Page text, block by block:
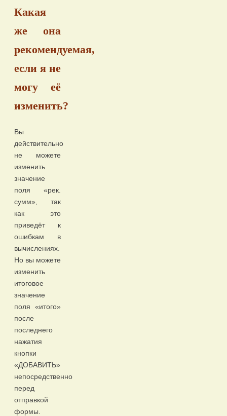
Какая
же она
рекомендуемая,
если я не
могу её
изменить?
Вы
действительно
не можете
изменить
значение
поля «рек.
сумм», так
как это
приведёт к
ошибкам в
вычислениях.
Но вы можете
изменить
итоговое
значение
поля «итого»
после
последнего
нажатия
кнопки
«ДОБАВИТЬ»
непосредственно
перед
отправкой
формы.